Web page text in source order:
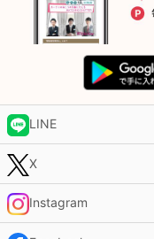
LINE
X
Instagram